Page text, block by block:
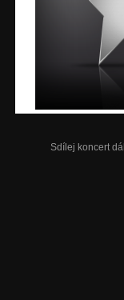
Sdílej koncert